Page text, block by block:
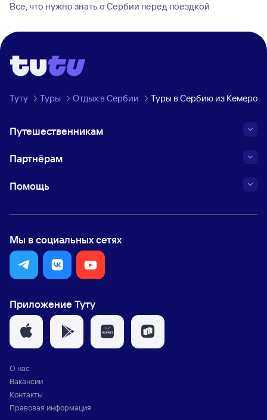
Все, что нужно знать о Сербии перед поездкой
Туту Туры Отдых в Сербии Туры в Сербию из
Путешественникам
Партнёрам
Помощь
Мы в социальных сетях
Приложение Туту
О нас
Вакансии
Контакты
Правовая информация